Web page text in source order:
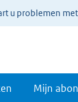
u problemen
Mijn